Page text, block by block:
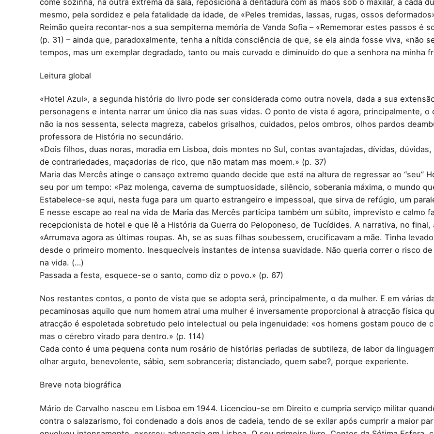
mesmo, pela sordidez e pela fatalidade da idade, de «Peles tremidas, lassas, rugas, ossos
Reimão queira recontar-nos a sua sempiterna memória de Vanda Sofia – «Rememorar estes passos é
(p. 31) – ainda que, paradoxalmente, tenha a nítida consciência de que, se ela ainda fosse viva, «não
tempos, mas um exemplar degradado, tanto ou mais curvado e diminuído do que a senhora na minha
Leitura global
«Hotel Azul», a segunda história do livro pode ser considerada como outra novela, dada a sua
personagens e intenta narrar um único dia nas suas vidas. O ponto de vista é agora, principalmente, o
não ia nos sessenta, selecta magreza, cabelos grisalhos, cuidados, pelos ombros, olhos pardos
professora de História no secundário.
«Dois filhos, duas noras, moradia em Lisboa, dois montes no Sul, contas avantajadas, dívidas,
de contrariedades, maçadorias de rico, que não matam mas moem.» (p. 37)
Maria das Mercês atinge o cansaço extremo quando decide que está na altura de regressar ao “seu”
seu por um tempo: «Paz molenga, caverna de sumptuosidade, silêncio, soberania máxima, o mundo
Estabelece-se aqui, nesta fuga para um quarto estrangeiro e impessoal, que sirva de refúgio, um
E nesse escape ao real na vida de Maria das Mercês participa também um súbito, imprevisto e calmo
recepcionista de hotel e que lê a História da Guerra do Peloponeso, de Tucídides. A narrativa, no final,
«Arrumava agora as últimas roupas. Ah, se as suas filhas soubessem, crucificavam a mãe. Tinha
desde o primeiro momento. Inesquecíveis instantes de intensa suavidade. Não queria correr o risco
na vida. (…)
Passada a festa, esquece-se o santo, como diz o povo.» (p. 67)
Nos restantes contos, o ponto de vista que se adopta será, principalmente, o da mulher. E em várias
pecaminosas aquilo que num homem atrai uma mulher é inversamente proporcional à atracção física
atracção é espoletada sobretudo pelo intelectual ou pela ingenuidade: «os homens gostam pouco de
mas o cérebro virado para dentro.» (p. 114)
Cada conto é uma pequena conta num rosário de histórias perladas de subtileza, de labor da
olhar arguto, benevolente, sábio, sem sobranceria; distanciado, quem sabe?, porque experiente.
Breve nota biográfica
Mário de Carvalho nasceu em Lisboa em 1944. Licenciou-se em Direito e cumpria serviço militar
contra o salazarismo, foi condenado a dois anos de cadeia, tendo de se exilar após cumprir a maior